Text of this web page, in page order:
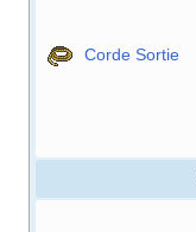
Corde Sortie